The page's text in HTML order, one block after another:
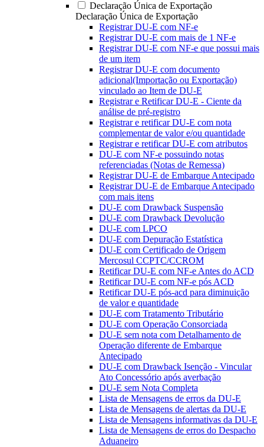
Declaração Única de Exportação
Declaração Única de Exportação
Registrar DU-E com NF-e
Registrar DU-E com mais de 1 NF-e
Registrar DU-E com NF-e que possui mais
de um item
Registrar DU-E com documento
adicional(Importação ou Exportação)
vinculado ao Item de DU-E
Registrar e Retificar DU-E - Ciente da
análise de pré-registro
Registrar e retificar DU-E com nota
complementar de valor e/ou quantidade
Registrar e retificar DU-E com atributos
DU-E com NF-e possuindo notas
referenciadas (Notas de Remessa)
Registrar DU-E de Embarque Antecipado
Registrar DU-E de Embarque Antecipado
com mais itens
DU-E com Drawback Suspensão
DU-E com Drawback Devolução
DU-E com LPCO
DU-E com Depuração Estatística
DU-E com Certificado de Origem
Mercosul CCPTC/CCROM
Retificar DU-E com NF-e Antes do ACD
Retificar DU-E com NF-e pós ACD
Retificar DU-E pós-acd para diminuição
de valor e quantidade
DU-E com Tratamento Tributário
DU-E com Operação Consorciada
DU-E sem nota com Detalhamento de
Operação diferente de Embarque
Antecipado
DU-E com Drawback Isenção - Vincular
Ato Concessório após averbação
DU-E sem Nota Completa
Lista de Mensagens de erros da DU-E
Lista de Mensagens de alertas da DU-E
Lista de Mensagens informativas da DU-E
Lista de Mensagens de erros do Despacho
Aduaneiro